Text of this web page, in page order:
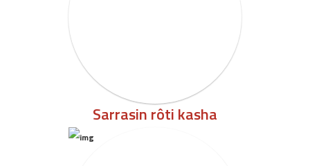
Sarrasin rôti kasha